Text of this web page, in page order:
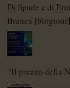
Di Spade e di
Branca [blogtour]
“Il prezzo della